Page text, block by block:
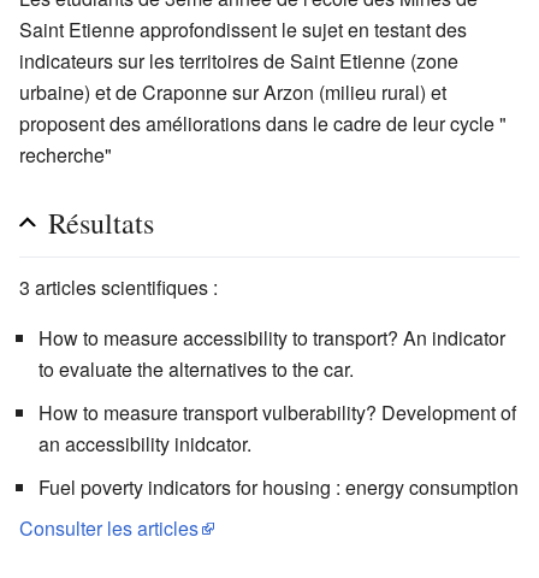
Saint Etienne approfondissent le sujet en testant des
indicateurs sur les territoires de Saint Etienne (zone
urbaine) et de Craponne sur Arzon (milieu rural) et
proposent des améliorations dans le cadre de leur cycle "
recherche"
Résultats
3 articles scientifiques :
How to measure accessibility to transport? An indicator
to evaluate the alternatives to the car.
How to measure transport vulberability? Development of
an accessibility inidcator.
Fuel poverty indicators for housing : energy consumption
Consulter les articles